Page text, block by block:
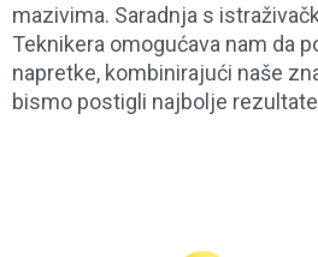
mazivima. Saradnja s
Teknikera omogućava nam da
napretke, kombinirajući naše
bismo postigli najbolje